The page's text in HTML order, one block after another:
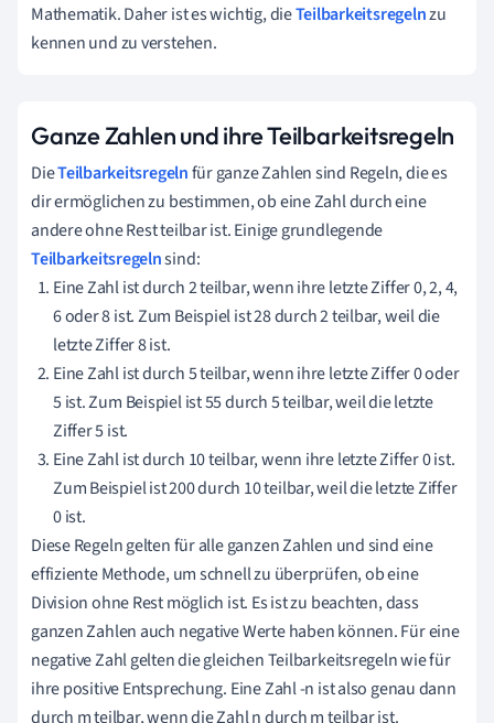
Mathematik. Daher ist es wichtig, dieTeilbarkeitsregelnzu
kennen und zu verstehen.
Ganze Zahlen und ihre Teilbarkeitsregeln
DieTeilbarkeitsregelnfür ganze Zahlen sind Regeln, die es
dir ermöglichen zu bestimmen, ob eine Zahl durch eine
andere ohne Rest teilbar ist. Einige grundlegende
Teilbarkeitsregelnsind:
Eine Zahl ist durch 2 teilbar, wenn ihre letzte Ziffer 0, 2, 4,
6 oder 8 ist. Zum Beispiel ist 28 durch 2 teilbar, weil die
letzte Ziffer 8 ist.
Eine Zahl ist durch 5 teilbar, wenn ihre letzte Ziffer 0 oder
5 ist. Zum Beispiel ist 55 durch 5 teilbar, weil die letzte
Ziffer 5 ist.
Eine Zahl ist durch 10 teilbar, wenn ihre letzte Ziffer 0 ist.
Zum Beispiel ist 200 durch 10 teilbar, weil die letzte Ziffer
0 ist.
Diese Regeln gelten für alle ganzen Zahlen und sind eine
effiziente Methode, um schnell zu überprüfen, ob eine
Division ohne Rest möglich ist. Es ist zu beachten, dass
ganzen Zahlen auch negative Werte haben können. Für eine
negative Zahl gelten die gleichen Teilbarkeitsregeln wie für
ihre positive Entsprechung. Eine Zahl -n ist also genau dann
durch m teilbar, wenn die Zahl n durch m teilbar ist.